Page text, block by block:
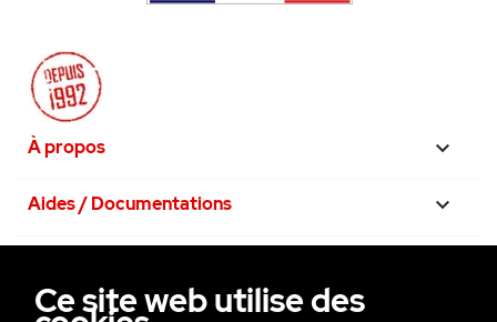
À propos 
Aides / Documentations 
La confiance avant tout
Ce site web utilise des